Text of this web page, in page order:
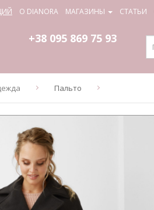
О DIANORA МАГАЗИНЫ СТАТЬИ
+38 095 869 75 93
Пальто